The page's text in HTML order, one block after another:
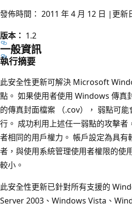
發佈時間： 2011 年 4 月 12 日 |更新
版本： 1.2
一般資訊
執行摘要
此安全性更新可解決 Microsoft
點。 如果使用者使用 Windows 傳真
的傳真封面檔案 （.cov）， 弱點可
行。 成功利用上述任一弱點的攻擊者
者相同的用戶權力。 帳戶設定為具有
者，與使用系統管理使用者權限的使
較小。
此安全性更新已針對所有支援的
Server 2003、Windows Vista、